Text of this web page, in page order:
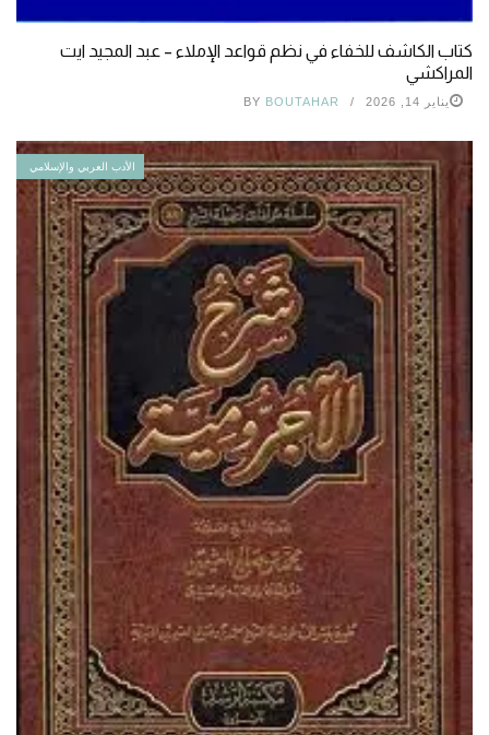
كتاب الكاشف للخفاء في نظم قواعد الإملاء – عبد المجيد ايت
المراكشي
يناير 14, 2026 BY BOUTAHAR
الأدب العربي والإسلامي